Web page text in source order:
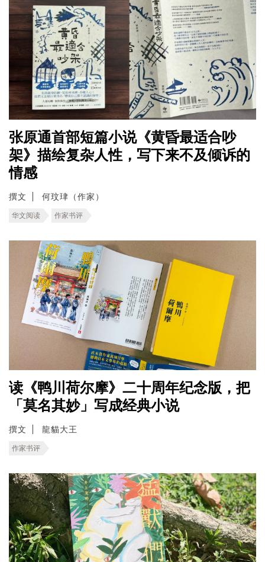
张原通首部短篇小说《黄昏最适合吵
架》描绘复杂人性，写下来不及倾诉的
情感
撰文 何玟珒（作家）
华文阅读 作家书评
读《鸭川荷尔摩》二十周年纪念版，把
「莫名其妙」写成经典小说
撰文 龍貓大王
作家书评